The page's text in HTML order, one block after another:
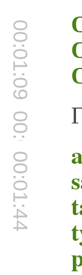
00:01:09
00:01:38
00:01:44